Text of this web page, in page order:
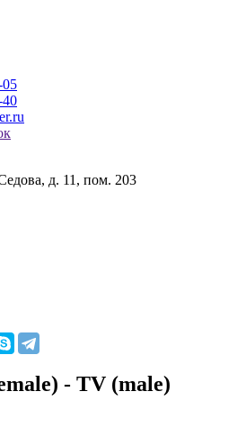
05
40
д. 11, пом. 203
- TV (male)